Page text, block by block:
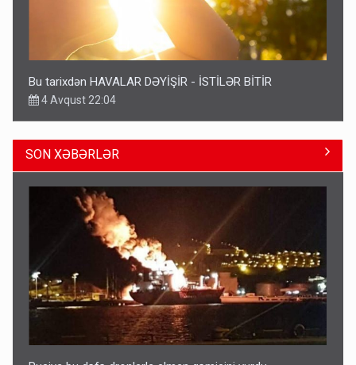
Bu tarixdən HAVALAR DƏYİŞİR - İSTİLƏR BİTİR
4 Avqust 22:04
ŞOK! David Seliverstov ölkədən qaçdı
SON XƏBƏRLƏR